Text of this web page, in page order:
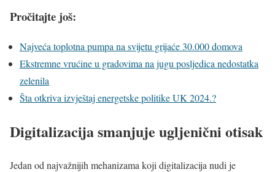
Pročitajte još:
Najveća toplotna pumpa na svijetu grijaće 30.000 domova
Ekstremne vrućine u gradovima na jugu posljedica nedostatka
zelenila
Šta otkriva izvještaj energetske politike UK 2024.?
Digitalizacija smanjuje ugljenični otisak
Jedan od najvažnijih mehanizama koji digitalizacija nudi je